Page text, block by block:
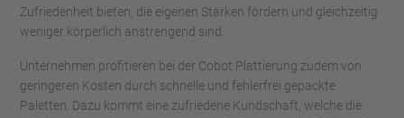
Zufriedenheit bieten, die eigenen Stärken fördern und gleichzeitig
weniger körperlich anstrengend sind.
Unternehmen profitieren bei der Cobot Plattierung zudem von
geringeren Kosten durch schnelle und fehlerfrei gepackte
Paletten. Dazu kommt eine zufriedene Kundschaft, welche die